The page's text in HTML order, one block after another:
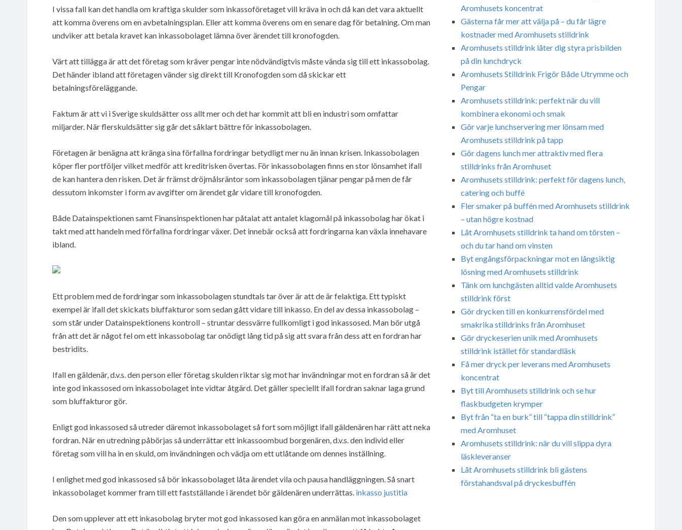
I vissa fall kan det handla om kraftiga skulder som inkassoföretaget vill kräva in och då kan det vara aktuellt
att komma överens om en avbetalningsplan. Eller att komma överens om en senare dag för betalning. Om man
undviker att betala kravet kan inkassobolaget lämna över ärendet till kronofogden.
Värt att tillägga är att det företag som kräver pengar inte nödvändigtvis måste vända sig till ett inkassobolag.
Det händer ibland att företagen vänder sig direkt till Kronofogden som då skickar ett
betalningsföreläggande.
Faktum är att vi i Sverige skuldsätter oss allt mer och det har kommit att bli en industri som omfattar
miljarder. När flerskuldsätter sig går det såklart bättre för inkassobolagen.
Företagen är benägna att kränga sina förfallna fordringar betydligt mer nu än innan krisen. Inkassobolagen
köper fler portföljer vilket medför att kreditrisken övertas. För inkassobolagen finns en stor lönsamhet ifall
de kan hantera den risken. Det är främst dröjmålsräntor som inkassobolagen tjänar pengar på men de får
dessutom inkomster i form av avgifter om ärendet går vidare till kronofogden.
Både Datainspektionen samt Finansinspektionen har påtalat att antalet klagomål på inkassobolag har ökat i
takt med att handeln med förfallna fordringar växer. Det innebär också att fordringarna kan växla innehavare
ibland.
Ett problem med de fordringar som inkassobolagen stundtals tar över är att de är felaktiga. Ett typiskt
exempel är ifall det skickats bluffakturor som sedan gått vidare till inkasso. En del av dessa inkassobolag –
som står under Datainspektionens kontroll – struntar dessvärre fullkomligt i god inkassosed. Man bör utgå
från att det är något fel om ett inkassobolag tar onödigt lång tid på sig att svara från dess att en fordran har
bestridits.
Ifall en gäldenär, d.v.s. den person eller företag skulden riktar sig mot har invändningar mot en fordran så är det
inte god inkassosed om inkassobolaget inte vidtar åtgärd. Det gäller speciellt ifall fordran saknar laga grund
som bluffakturor gör.
Enligt god inkassosed så utreder däremot inkassobolaget så fort som möjligt ifall gäldenären har rätt att neka
fordran. När en utredning påbörjas så underrättar ett inkassoombud borgenären, d.v.s. den individ eller
företag som vill ha in en skuld, om invändningen och vädja om ett utlåtande om dennes inställning.
I enlighet med god inkassosed så bör inkassobolaget låta ärendet vila och pausa handläggningen. Så snart
inkassobolaget kommer fram till ett fastställande i ärendet bör gäldenären underrättas. inkasso justitia
Den som upplever att ett inkasobolag bryter mot god inkassosed kan göra en anmälan mot inkassobolaget
Aromhusets koncentrat
Gästerna får mer att välja på – du får lägre
kostnader med Aromhusets stilldrink
Aromhusets stilldrink låter dig styra prisbilden
på din lunchdryck
Aromhusets Stilldrink Frigör Både Utrymme och
Pengar
Aromhusets stilldrink: perfekt när du vill
kombinera ekonomi och smak
Gör varje lunchservering mer lönsam med
Aromhusets stilldrink på tapp
Gör dagens lunch mer attraktiv med flera
stilldrinks från Aromhuset
Aromhusets stilldrink: perfekt för dagens lunch,
catering och buffé
Fler smaker på buffén med Aromhusets stilldrink
– utan högre kostnad
Låt Aromhusets stilldrink ta hand om törsten –
och du tar hand om vinsten
Byt engångsförpackningar mot en långsiktig
lösning med Aromhusets stilldrink
Tänk om lunchgästen alltid valde Aromhusets
stilldrink först
Gör drycken till en konkurrensfördel med
smakrika stilldrinks från Aromhuset
Gör dryckeserien unik med Aromhusets
stilldrink istället för standardläsk
Få mer dryck per leverans med Aromhusets
koncentrat
Byt till Aromhusets stilldrink och se hur
flaskbudgeten krymper
Byt från “ta en burk” till “tappa din stilldrink”
med Aromhuset
Aromhusets stilldrink: när du vill slippa dyra
läskleveranser
Låt Aromhusets stilldrink bli gästens
förstahandsval på dryckesbuffén